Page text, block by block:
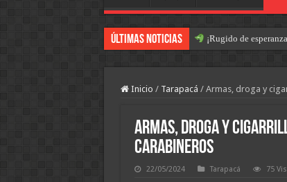
Últimas Noticias ¡Rugido de
Inicio / Tarapacá / Armas, droga y
Armas, droga y
carabineros
22/05/2024 Tarapacá 75